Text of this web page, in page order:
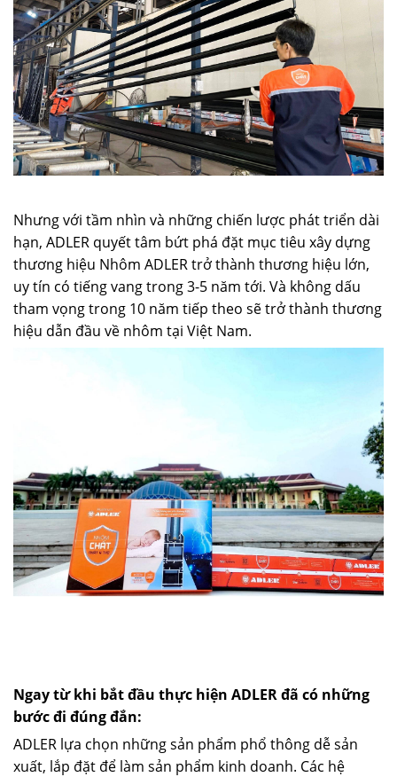
Nhưng với tầm nhìn và những chiến lược phát triển dài
hạn, ADLER quyết tâm bứt phá đặt mục tiêu xây dựng
thương hiệu Nhôm ADLER trở thành thương hiệu lớn,
uy tín có tiếng vang trong 3-5 năm tới. Và không dấu
tham vọng trong 10 năm tiếp theo sẽ trở thành thương
hiệu dẫn đầu về nhôm tại Việt Nam.
Ngay từ khi bắt đầu thực hiện ADLER đã có những
bước đi đúng đắn:
ADLER lựa chọn những sản phẩm phổ thông dễ sản
xuất, lắp đặt để làm sản phẩm kinh doanh. Các hệ